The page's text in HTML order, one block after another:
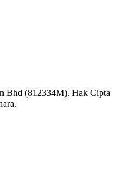
Bhd (812334M). Hak Cipta